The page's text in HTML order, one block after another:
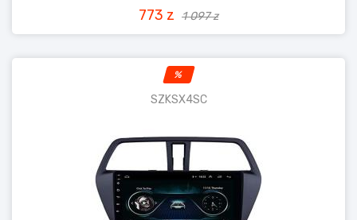
773 z 1 097 z
%
SZKSX4SC